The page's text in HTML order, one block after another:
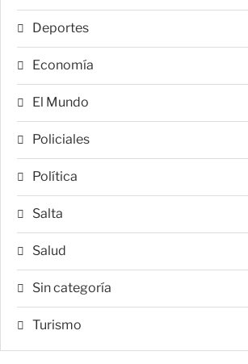
Deportes
Economía
El Mundo
Policiales
Política
Salta
Salud
Sin categoría
Turismo